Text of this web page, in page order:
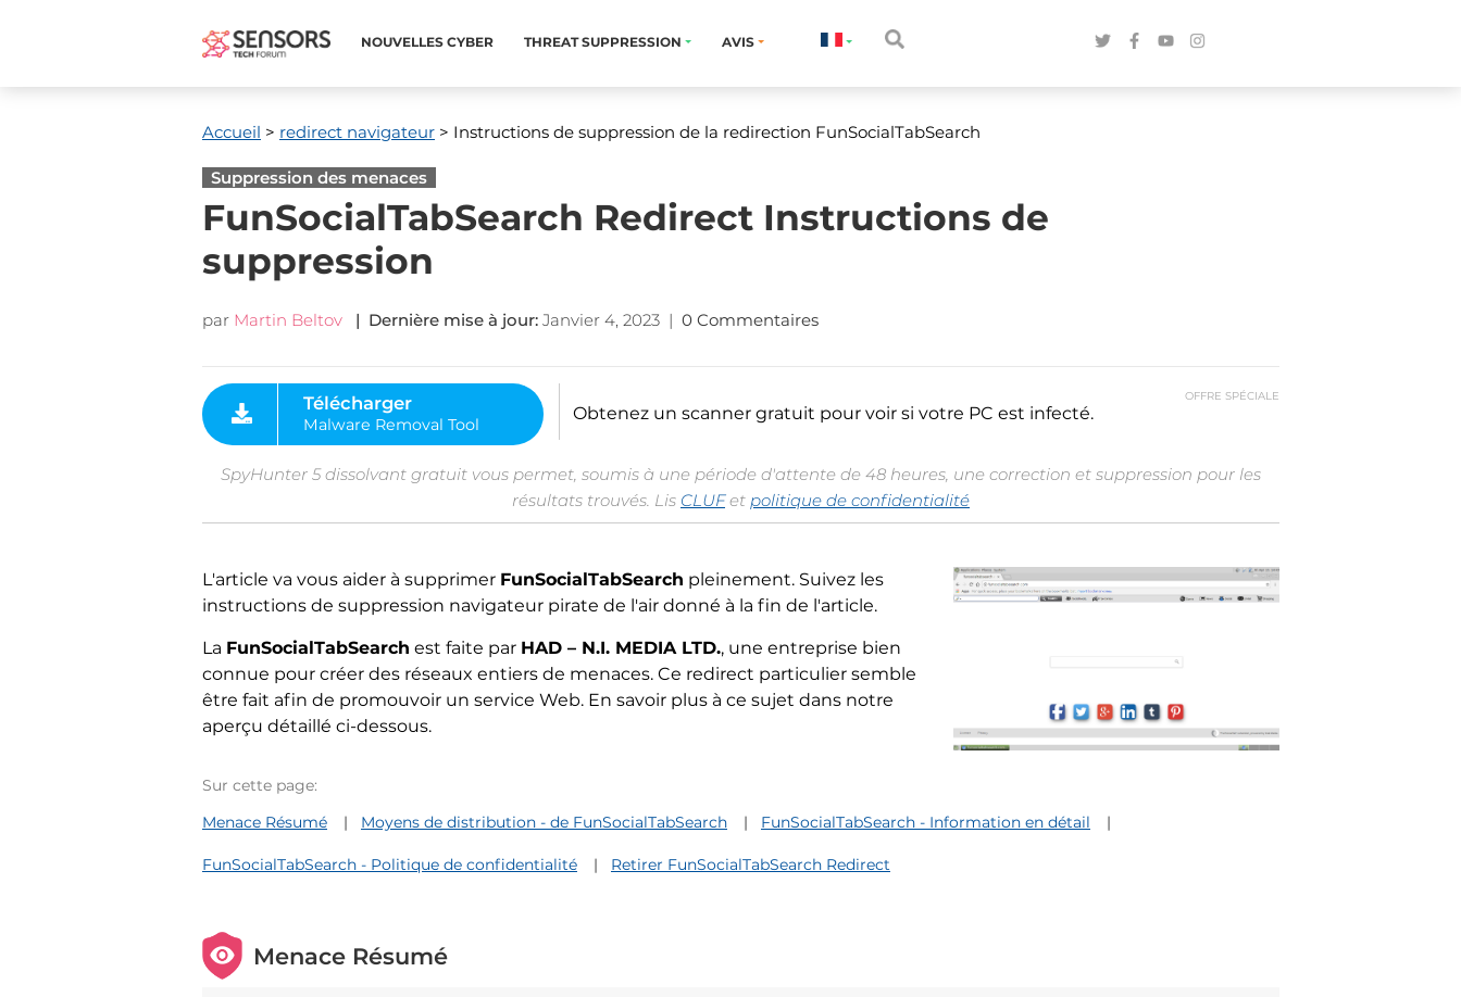
NOUVELLES CYBER THREAT SUPPRESSION AVIS
Accueil > redirect navigateur > Instructions de suppression de la redirection FunSocialTabSearch
Suppression des menaces
FunSocialTabSearch Redirect Instructions de
suppression
par Martin Beltov | Dernière mise à jour: Janvier 4, 2023 | 0 Commentaires
OFFRE SPÉCIALE
Malware Removal Tool
Obtenez un scanner gratuit pour voir si votre PC est infecté.
SpyHunter 5 dissolvant gratuit vous permet, soumis à une période d'attente de 48 heures, une correction et suppression pour les
résultats trouvés. Lis CLUFet politique de confidentialité
L'article va vous aider à supprimer FunSocialTabSearch pleinement. Suivez les
instructions de suppression navigateur pirate de l'air donné à la fin de l'article.
La FunSocialTabSearch est faite par HAD – N.I. MEDIA LTD., une entreprise bien
connue pour créer des réseaux entiers de menaces. Ce redirect particulier semble
être fait afin de promouvoir un service Web. En savoir plus à ce sujet dans notre
aperçu détaillé ci-dessous.
Sur cette page:
Menace Résumé
Moyens de distribution - de FunSocialTabSearch FunSocialTabSearch - Information en détail
FunSocialTabSearch - Politique de confidentialité Retirer FunSocialTabSearch Redirect
Menace Résumé